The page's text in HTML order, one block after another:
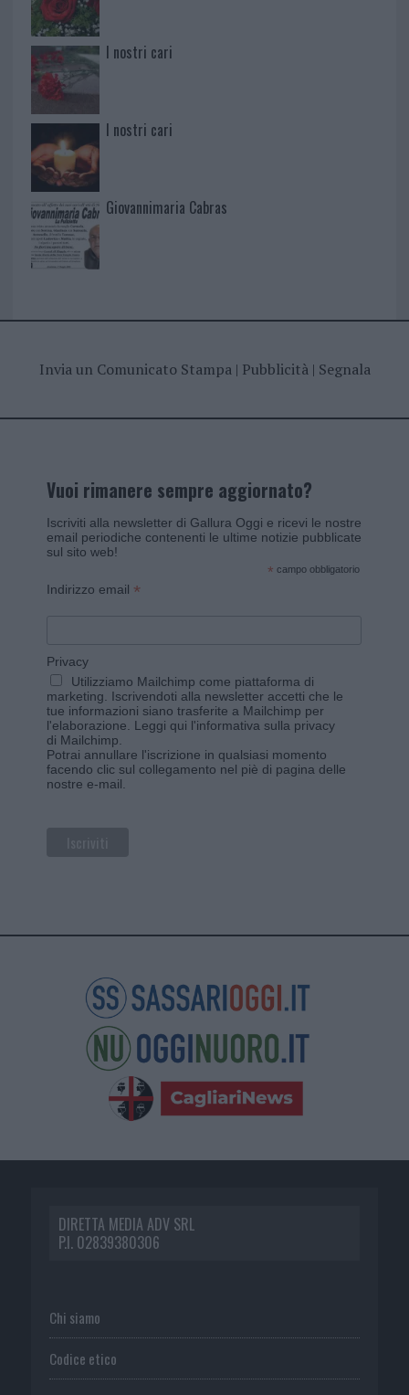
I nostri cari
I nostri cari
Giovannimaria Cabras
Invia un Comunicato Stampa| Pubblicità| Segnala
Vuoi rimanere sempre aggiornato?
Iscriviti alla newsletter di Gallura Oggi e ricevi le nostre
email periodiche contenenti le ultime notizie pubblicate
sul sito web!
* campo obbligatorio
Indirizzo email *
Privacy
Utilizziamo Mailchimp come piattaforma di
marketing. Iscrivendoti alla newsletter accetti che le
tue informazioni siano trasferite a Mailchimp per
l'elaborazione. Leggi qui l'informativa sulla privacy
di Mailchimp.
Potrai annullare l'iscrizione in qualsiasi momento
facendo clic sul collegamento nel piè di pagina delle
nostre e-mail.
DIRETTA MEDIA ADV SRL
P.I. 02839380306
Chi siamo
Codice etico